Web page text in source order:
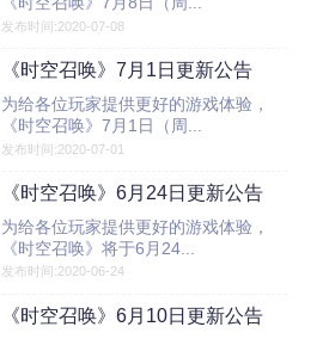
发布时间:2020-07-08
《时空召唤》7月1日更新公告
为给各位玩家提供更好的游戏体验，
《时空召唤》7月1日（周...
发布时间:2020-07-01
《时空召唤》6月24日更新公告
为给各位玩家提供更好的游戏体验，
《时空召唤》将于6月24...
发布时间:2020-06-24
《时空召唤》6月10日更新公告